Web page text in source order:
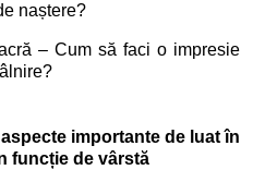
naștere?
– Cum să faci o impresie
importante de luat în
funcție de vârstă